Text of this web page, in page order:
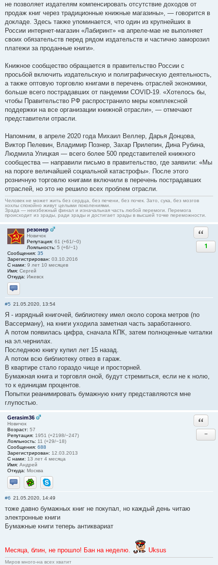
не позволяет издателям компенсировать отсутствие доходов от
продаж книг через традиционные книжные магазины», — говорится в
докладе. Здесь также упоминается, что один из крупнейших в
России интернет-магазин «Лабиринт» «в апреле-мае не выполняет
своих обязательств перед рядом издательств и частично заморозил
платежи за проданные книги».
Книжное сообщество обращается в правительство России с
просьбой включить издательскую и полиграфическую деятельность,
а также оптовую торговлю книгами в перечень отраслей экономики,
больше всего пострадавших от пандемии COVID-19. «Хотелось бы,
чтобы Правительство РФ распространило меры комплексной
поддержки на все организации книжной отрасли», — отмечают
представители отрасли.
Напомним, в апреле 2020 года Михаил Веллер, Дарья Донцова,
Виктор Пелевин, Владимир Познер, Захар Прилепин, Дина Рубина,
Людмила Улицкая — всего более 500 представителей книжного
сообщества — направили письмо в правительство, где заявили: «Мы
на пороге величайшей социальной катастрофы». После этого
розничную торговлю книгами включили в перечень пострадавших
отраслей, но это не решило всех проблем отрасли.
Человек не может жить без сердца, без печени, без почек. Зато, сука, без мозгов
хохлы спокойно живут целыми поколениями.
Зрада — неизбежный финал и изначальная часть любой перемоги. Перемога
происходит из зрады, ради зрады и достигает зрады в высшей точке переможности.
резонер
Новичок
Репутация: 61 (+61/−0)
Лояльность: 5 (+6/−1)
Сообщения: 35
Зарегистрирован: 03.10.2016
С нами: 9 лет 10 месяцев
Имя: Сергей
Откуда: Ижевск
Отправить личное сообщение
1
#5 21.05.2020, 13:54
Я - изрядный книгочей, библиотеку имел около сорока метров (по
Вассерману), на книги уходила заметная часть заработанного.
А потом появилась цифра, сначала КПК, затем полноценные читалки
на эл.чернилах.
Последнюю книгу купил лет 15 назад.
А потом всю библиотеку отвез в гараж.
В квартире стало гораздо чище и просторней.
Бумажная книга и торговля оной, будут стремиться, если не к нолю,
то к единицам процентов.
Попытки реанимировать бумажную книгу представляются мне
глупостью.
Gerasim36
Новичок
Возраст: 57
Репутация: 1951 (+2198/−247)
Лояльность: 11 (+29/−18)
Сообщения: 688
Зарегистрирован: 12.03.2013
С нами: 13 лет 4 месяца
Имя: Андрей
Откуда: Москва
Отправить личное сообщение
ICQ Skype
−
#6 21.05.2020, 14:49
тоже давно бумажных книг не покупал, но каждый день читаю
электронные книги
Бумажные книги теперь антиквариат
Месяца, блин, не прошло! Бан на неделю. Uksus
Миров много-на всех хватит